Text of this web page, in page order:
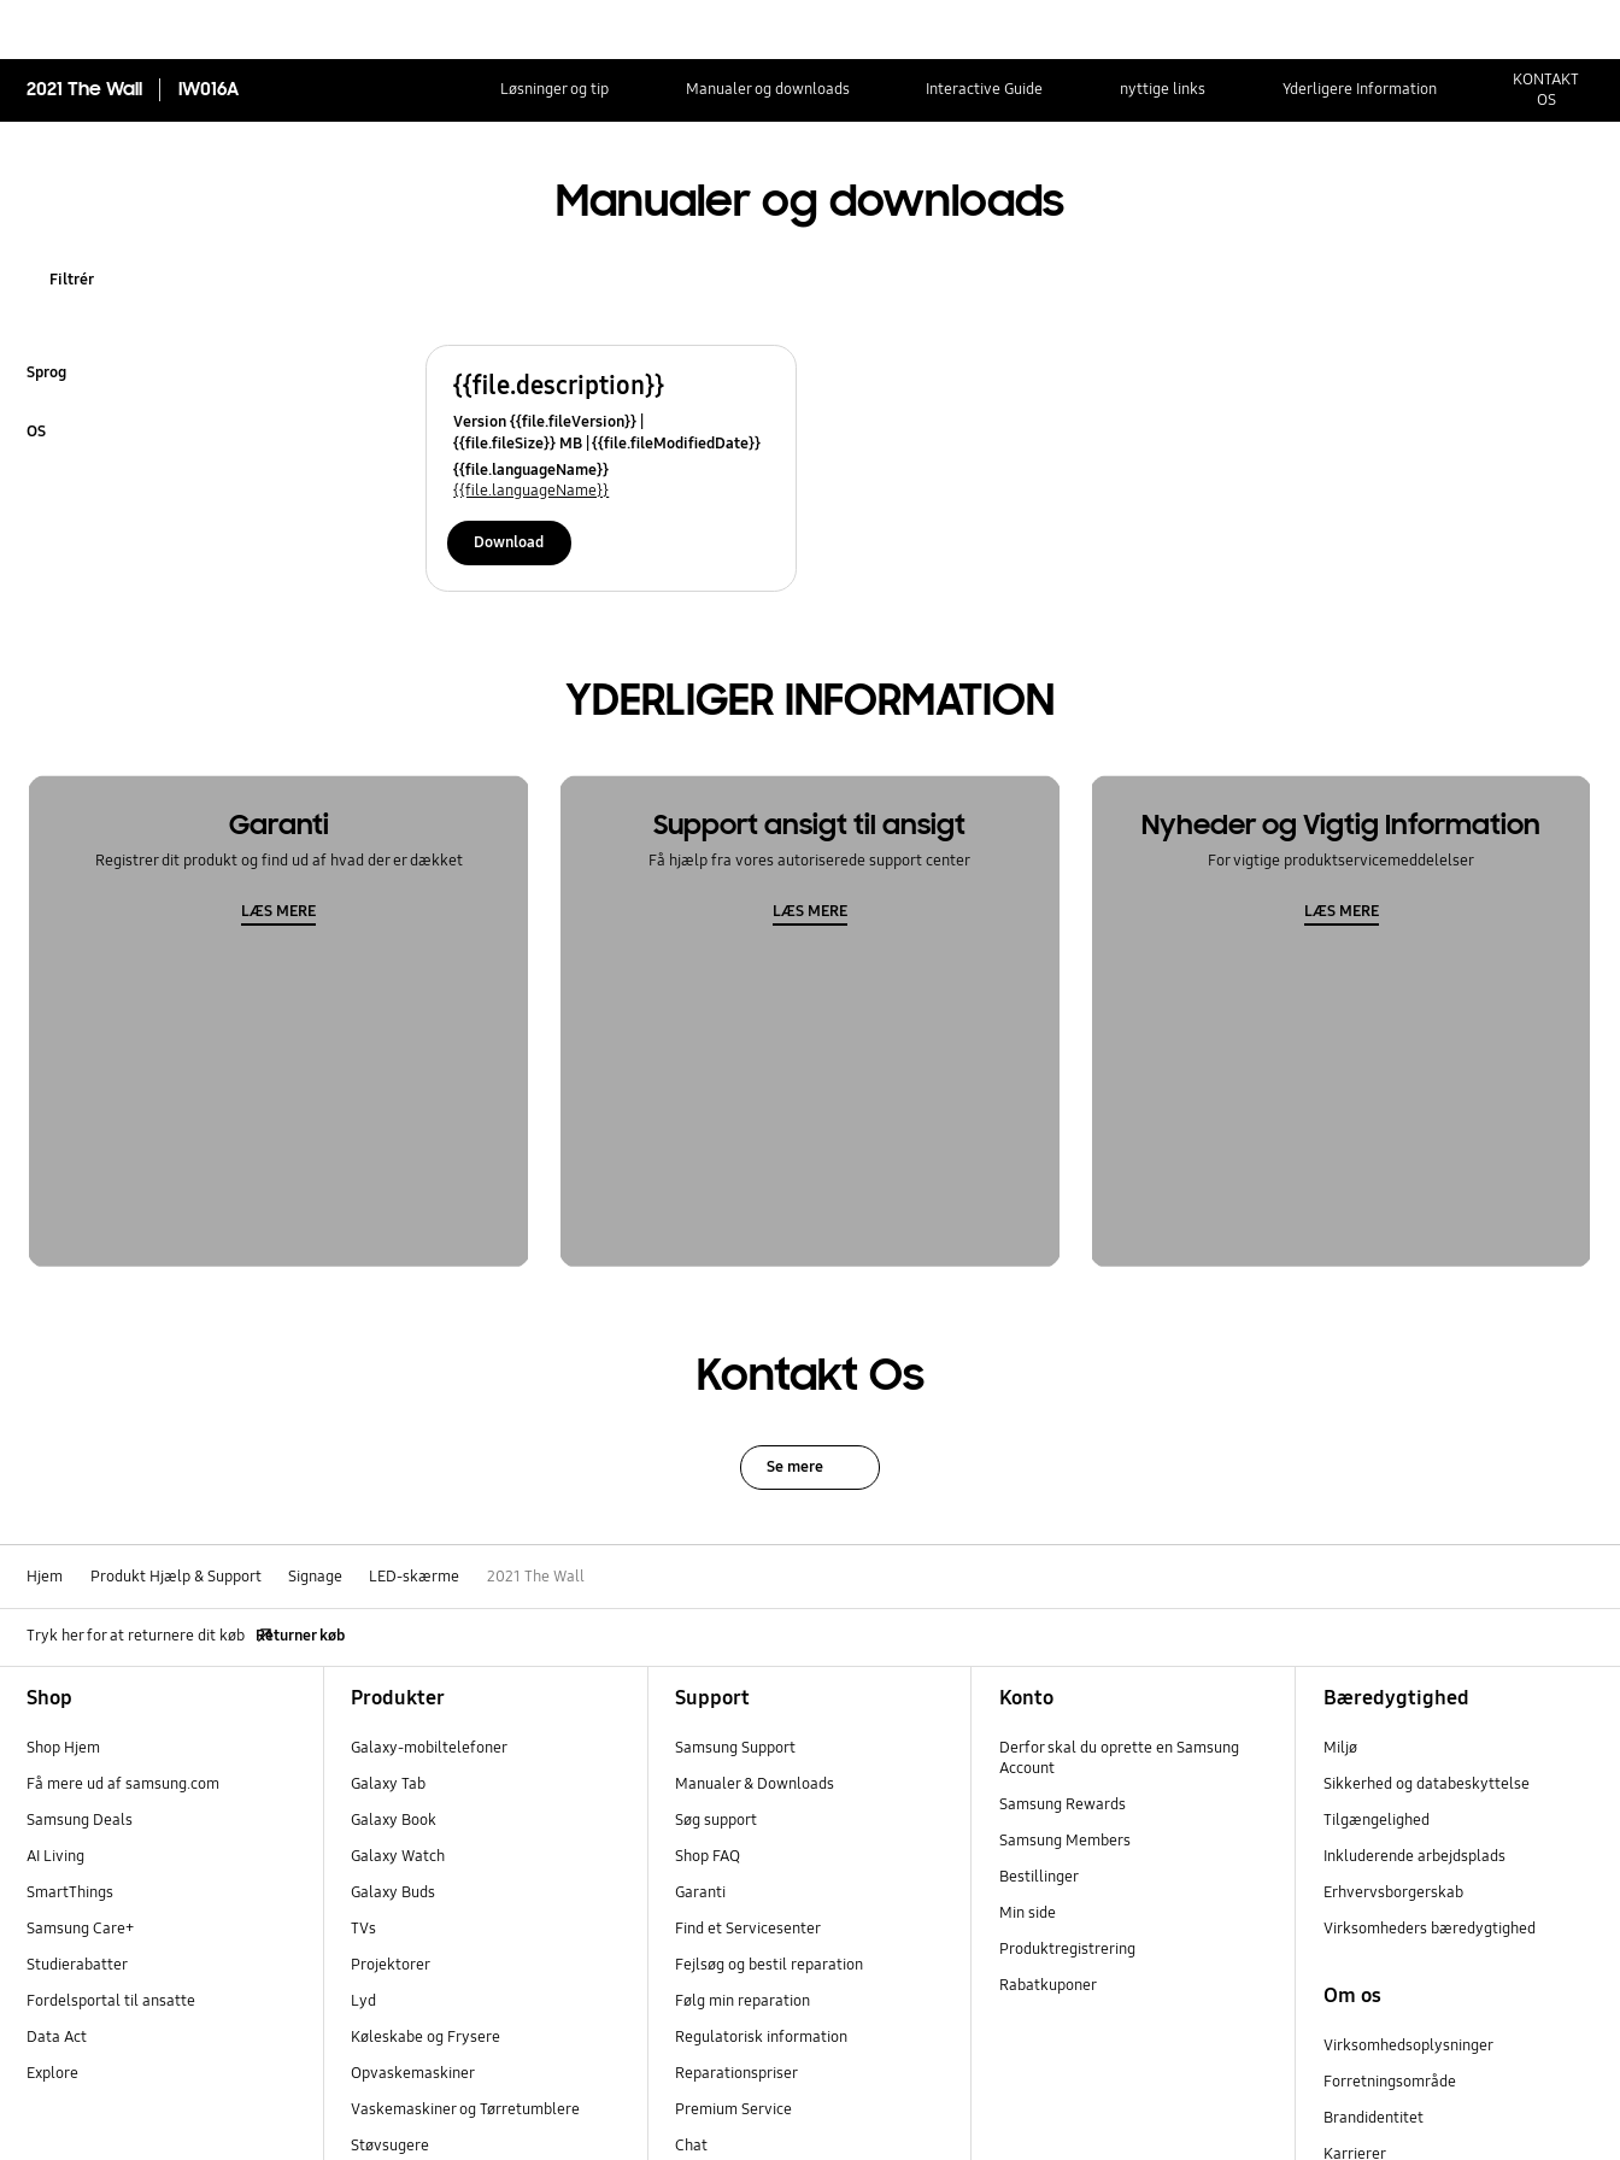
2021 The Wall IW016A Løsninger og tip Manualer og downloads Interactive Guide nyttige links Yderligere Information
KONTAKT
OS
Manualer og downloads
Filtrér
Sprog
OS
{{file.description}}
Version {{file.fileVersion}}
{{file.fileSize}} MB {{file.fileModifiedDate}}
{{file.osNames}}
{{file.languageName}}
{{file.languageName}}
Download
YDERLIGER INFORMATION
Garanti
Registrer dit produkt og find ud af hvad der er dækket
LÆS MERE
Support ansigt til ansigt
Få hjælp fra vores autoriserede support center
LÆS MERE
Nyheder og Vigtig Information
For vigtige produktservicemeddelelser
LÆS MERE
Kontakt Os
Se mere
Hjem Produkt Hjælp & Support Signage LED-skærme 2021 The Wall
Tryk her for at returnere dit køb Returner køb
Shop
Shop Hjem
Få mere ud af samsung.com
Samsung Deals
AI Living
SmartThings
Samsung Care+
Studierabatter
Fordelsportal til ansatte
Data Act
Explore
Produkter
Galaxy-mobiltelefoner
Galaxy Tab
Galaxy Book
Galaxy Watch
Galaxy Buds
TVs
Projektorer
Lyd
Køleskabe og Frysere
Opvaskemaskiner
Vaskemaskiner og Tørretumblere
Støvsugere
Support
Samsung Support
Manualer & Downloads
Søg support
Shop FAQ
Garanti
Find et Servicesenter
Fejlsøg og bestil reparation
Følg min reparation
Regulatorisk information
Reparationspriser
Premium Service
Chat
Konto
Derfor skal du oprette en Samsung
Account
Samsung Rewards
Samsung Members
Bestillinger
Min side
Produktregistrering
Rabatkuponer
Bæredygtighed
Miljø
Sikkerhed og databeskyttelse
Tilgængelighed
Inkluderende arbejdsplads
Erhvervsborgerskab
Virksomheders bæredygtighed
Om os
Virksomhedsoplysninger
Forretningsområde
Brandidentitet
Karrierer